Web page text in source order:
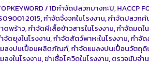
/1Dกำจัดปลวกบางกะปิ,HACCP
,กำจัดจิ้งจกในโรงงาน,กำจัดปลวกคั
ดพร้าว,กำจัดผีเสื้อข้าวสารในโรงงาน,กำจัดมดใ
จัดยุงในโรงงาน,กำจัดสัตว์พาหะในโรงงาน,กำจั
ลงปนเปื้อนผลิตภัณฑ์,กำจัดแมลงปนเปื้อนวัตถุ
ลงในโรงงาน,ฆ่าเชื้อโควิดในโรงงาน,ตรวจนับจำ